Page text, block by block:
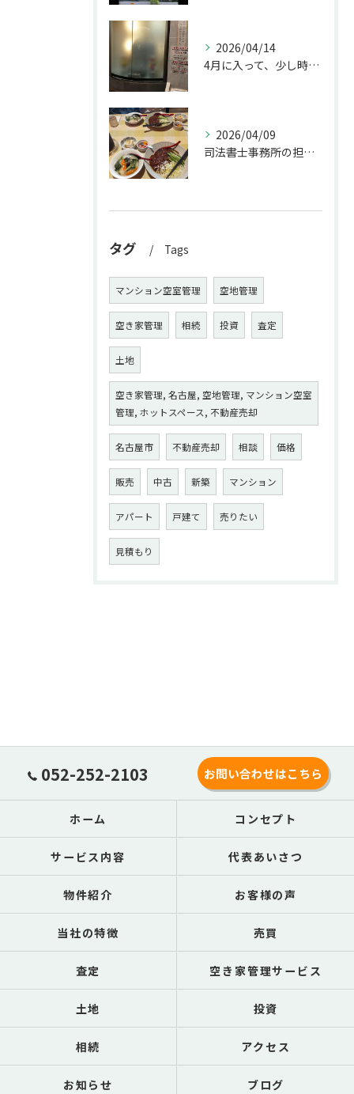
2026/04/14
4月に入って、少し時間ができたのでお墓参りへ。
2026/04/09
司法書士事務所の担当者が来訪されたので、会社から徒歩圏内の「...
タグ Tags
マンション空室管理 空地管理
空き家管理 相続 投資 査定
土地
空き家管理, 名古屋, 空地管理, マンション空室
管理, ホットスペース, 不動産売却
名古屋市 不動産売却 相談 価格
販売 中古 新築 マンション
アパート 戸建て 売りたい
見積もり
052-252-2103 お問い合わせはこちら
ホーム コンセプト
サービス内容 代表あいさつ
物件紹介 お客様の声
当社の特徴 売買
査定 空き家管理サービス
土地 投資
相続 アクセス
お知らせ ブログ